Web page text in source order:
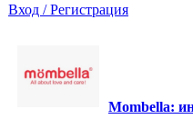
Вход / Регистрация
Mombella: